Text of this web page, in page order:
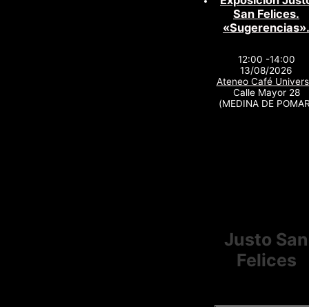
San Felices.
«Sugerencias».
12:00 -14:00
13/08/2026
Ateneo Café
Calle Mayor 28
(MEDINA DE
Justo San
Felices